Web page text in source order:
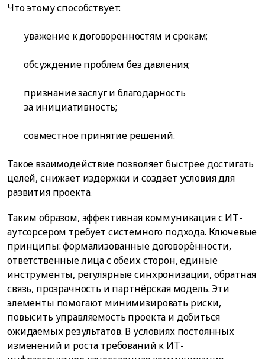
Что этому способствует:
уважение к договоренностям и срокам;
обсуждение проблем без давления;
признание заслуг и благодарность
за инициативность;
совместное принятие решений.
Такое взаимодействие позволяет быстрее достигать
целей, снижает издержки и создает условия для
развития проекта.
Таким образом, эффективная коммуникация с ИТ-
аутсорсером требует системного подхода. Ключевые
принципы: формализованные договорённости,
ответственные лица с обеих сторон, единые
инструменты, регулярные синхронизации, обратная
связь, прозрачность и партнёрская модель. Эти
элементы помогают минимизировать риски,
повысить управляемость проекта и добиться
ожидаемых результатов. В условиях постоянных
изменений и роста требований к ИТ-